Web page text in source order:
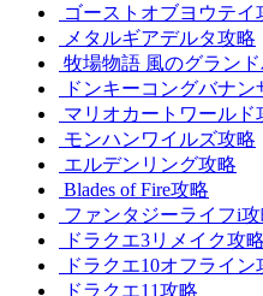
ゴーストオブヨウテイ
メタルギアデルタ攻略
牧場物語 風のグラン
ドンキーコングバナン
マリオカートワールド
モンハンワイルズ攻略
エルデンリング攻略
Blades of Fire攻略
ファンタジーライフi攻
ドラクエ3リメイク攻略
ドラクエ10オフライン
ドラクエ11攻略